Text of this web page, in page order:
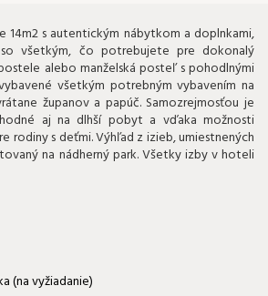
s autentickým nábytkom a doplnkami,
všetkým, čo potrebujete pre dokonalý
alebo manželská posteľ s pohodlnými
všetkým potrebným vybavením na
županov a papúč. Samozrejmosťou je
aj na dlhší pobyt a vďaka možnosti
rodiny s deťmi. Výhľad z izieb, umiestnených
na nádherný park. Všetky izby v hoteli
(na vyžiadanie)